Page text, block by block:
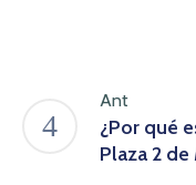
Ant
¿Por qué
Plaza 2 de